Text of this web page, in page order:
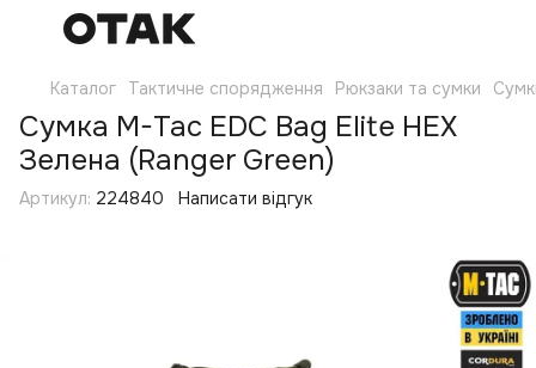
Каталог Тактичне спорядження Рюкзаки та сумки
Сумка M-Tac EDC Bag Elite HEX
Зелена (Ranger Green)
Артикул: 224840 Написати відгук